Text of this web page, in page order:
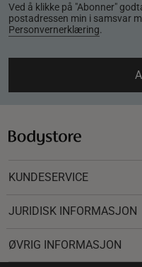
Ved å klikke på "Abonner"
postadressen min i samsvar
Personvernerklæring.
KUNDESERVICE
JURIDISK INFORMASJON
ØVRIG INFORMASJON